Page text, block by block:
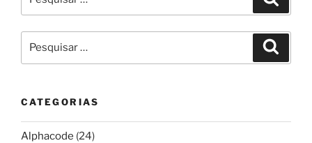
por:
por:
CATEGORIAS
Alphacode (24)